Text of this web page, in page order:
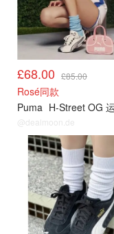
£68.00 £85.00
Rosé同款
Puma H-Street OG
@dealmoon.de